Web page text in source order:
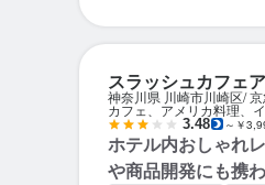
スラッシュカフェ
神奈川県 川崎市川崎区
カフェ、アメリカ料理、
3.48 ～￥
ホテル内おしゃれ
や商品開発にも携